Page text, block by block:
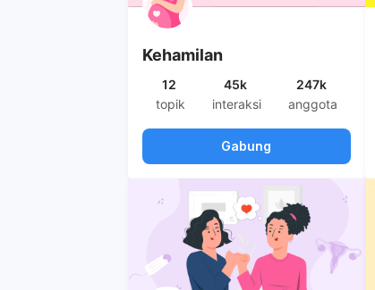
Kehamilan
12
topik
45k
interaksi
247k
anggota
Gabung